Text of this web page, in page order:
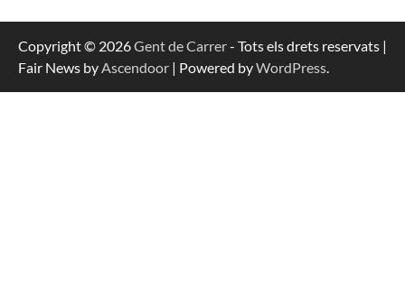
Copyright © 2026Gent de Carrer- Tots els drets reservats |
Fair News byAscendoor | Powered byWordPress.